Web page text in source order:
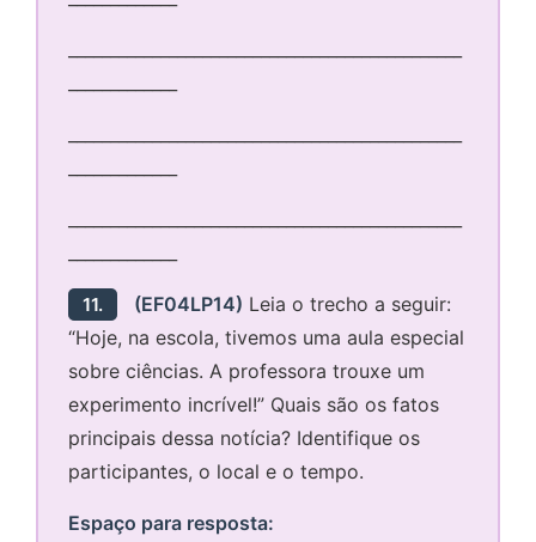
11. (EF04LP14) Leia o trecho a seguir:
“Hoje, na escola, tivemos uma aula especial
sobre ciências. A professora trouxe um
experimento incrível!” Quais são os fatos
principais dessa notícia? Identifique os
participantes, o local e o tempo.
Espaço para resposta: